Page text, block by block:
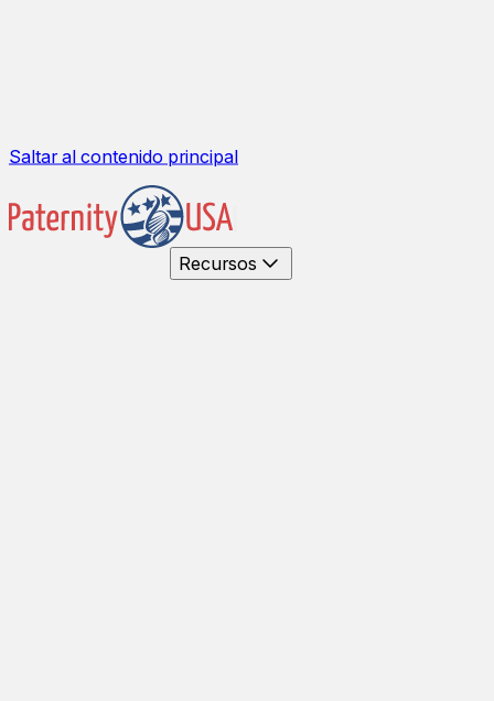
Saltar al contenido principal
Recursos